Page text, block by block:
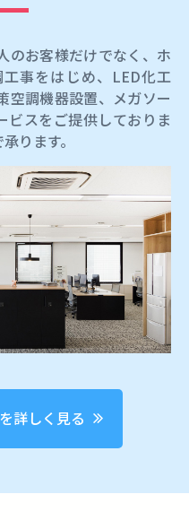
のお客様だけでなく、ホ
事をはじめ、LED化工
空調機器設置、メガソー
ビスをご提供しておりま
ります。
詳しく見る